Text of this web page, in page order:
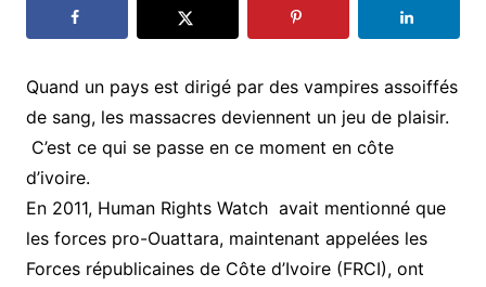
Quand un pays est dirigé par des vampires assoiffés
de sang, les massacres deviennent un jeu de plaisir.
C’est ce qui se passe en ce moment en côte
d’ivoire.
En 2011, Human Rights Watch avait mentionné que
les forces pro-Ouattara, maintenant appelées les
Forces républicaines de Côte d’Ivoire (FRCI), ont